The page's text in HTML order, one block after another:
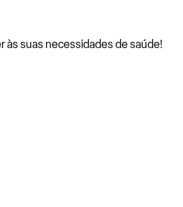
às suas necessidades de saúde!